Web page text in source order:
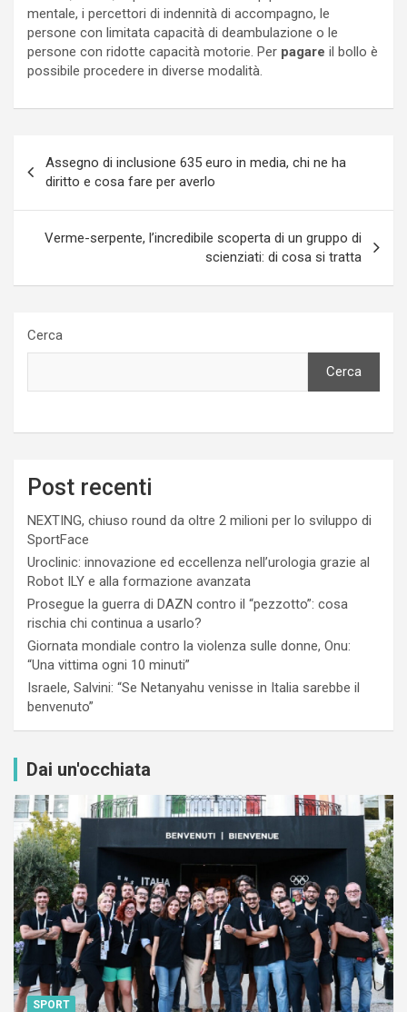
mentale, i percettori di indennità di accompagno, le
persone con limitata capacità di deambulazione o le
persone con ridotte capacità motorie. Per pagare il bollo è
possibile procedere in diverse modalità.
articoli
Assegno di inclusione 635 euro in media, chi ne ha
diritto e cosa fare per averlo
Verme-serpente, l’incredibile scoperta di un gruppo di
scienziati: di cosa si tratta
Cerca
Cerca
Post recenti
NEXTING, chiuso round da oltre 2 milioni per lo sviluppo di
SportFace
Uroclinic: innovazione ed eccellenza nell’urologia grazie al
Robot ILY e alla formazione avanzata
Prosegue la guerra di DAZN contro il “pezzotto”: cosa
rischia chi continua a usarlo?
Giornata mondiale contro la violenza sulle donne, Onu:
“Una vittima ogni 10 minuti”
Israele, Salvini: “Se Netanyahu venisse in Italia sarebbe il
benvenuto”
Dai un'occhiata
SPORT